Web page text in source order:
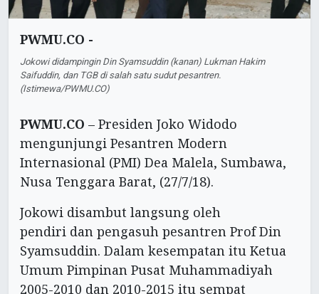
PWMU.CO -
Jokowi didampingin Din Syamsuddin (kanan) Lukman Hakim
Saifuddin, dan TGB di salah satu sudut pesantren.
(Istimewa/PWMU.CO)
PWMU.CO – Presiden Joko Widodo
mengunjungi Pesantren Modern
Internasional (PMI) Dea Malela, Sumbawa,
Nusa Tenggara Barat, (27/7/18).
Jokowi disambut langsung oleh
pendiri dan pengasuh pesantren Prof Din
Syamsuddin. Dalam kesempatan itu Ketua
Umum Pimpinan Pusat Muhammadiyah
2005-2010 dan 2010-2015 itu sempat